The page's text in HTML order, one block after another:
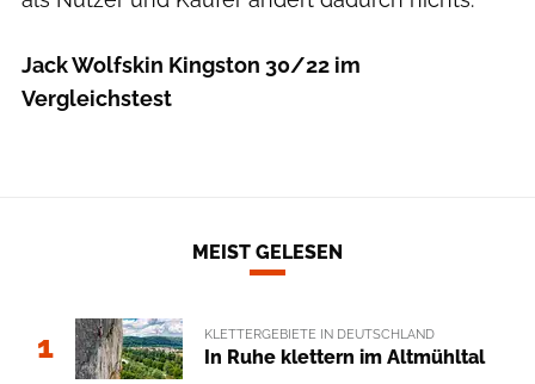
Jack Wolfskin Kingston 30/22 im
Vergleichstest
MEIST GELESEN
1 KLETTERGEBIETE IN DEUTSCHLAND
In Ruhe klettern im Altmühltal